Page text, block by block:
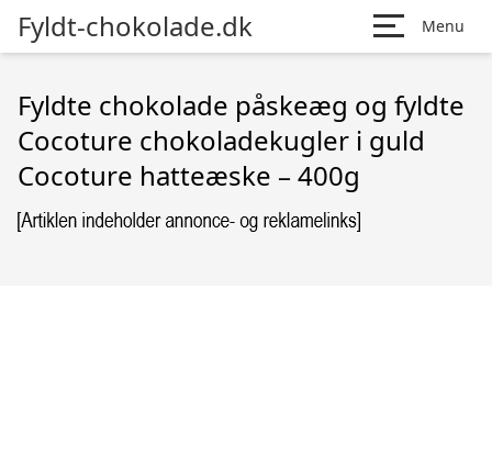
Fyldt-chokolade.dk Menu
Fyldte chokolade påskeæg og fyldte
Cocoture chokoladekugler i guld
Cocoture hatteæske – 400g